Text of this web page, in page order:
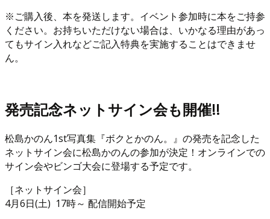
※ご購入後、本を発送します。イベント参加時に本をご持参
ください。お持ちいただけない場合は、いかなる理由があっ
てもサイン入れなどご記入特典を実施することはできませ
ん。
発売記念ネットサイン会も開催!!
松島かのん1st写真集『ボクとかのん。』の発売を記念した
ネットサイン会に松島かのんの参加が決定！オンラインでの
サイン会やビンゴ大会に登場する予定です。
［ネットサイン会］
4月6日(土) 17時～ 配信開始予定